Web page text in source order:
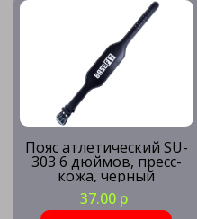
Пояс атлетический SU-
303 6 дюймов, пресс-
кожа, черный
37.00 р